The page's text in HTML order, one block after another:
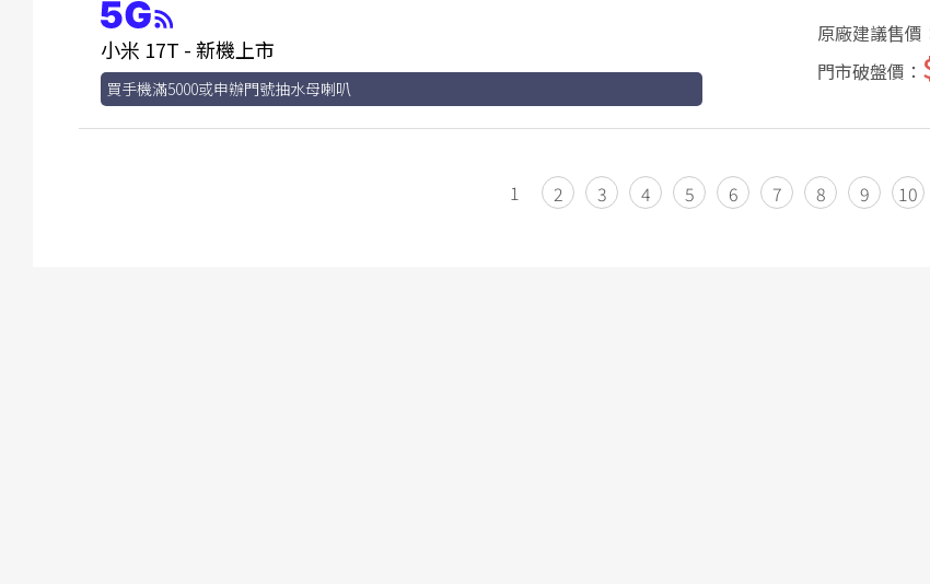
小米 17T - 新機上市
買手機滿5000或申辦門號抽水母喇叭
原廠建議售價
門市破盤價：
1 2 3 4 5 6 7 8 9 10